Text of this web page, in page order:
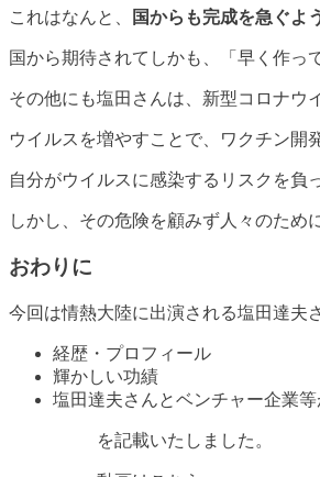
これはなんと、 国からも完成を急ぐよ
国から期待されてしかも、「早く作
その他にも塩田さんは、新型コロナウ
ウイルスを増やすことで、ワクチン開
自分がウイルスに感染するリスクを負
しかし、その危険を顧みず人々のた
おわりに
今回は情熱大陸に出演される塩田達夫
経歴・プロフィール
輝かしい功績
塩田達夫さんとベンチャー企業
を記載いたしました。